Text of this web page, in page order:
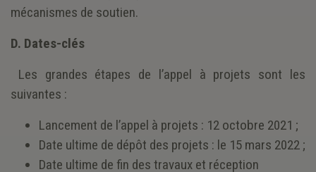
mécanismes de soutien.
D. Dates-clés
Les grandes étapes de l’appel à projets sont les
suivantes :
Lancement de l’appel à projets : 12 octobre 2021 ;
Date ultime de dépôt des projets : le 15 mars 2022 ;
Date ultime de fin des travaux et réception